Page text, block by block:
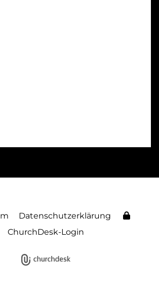
Datenschutzerklärung
ChurchDesk-Login